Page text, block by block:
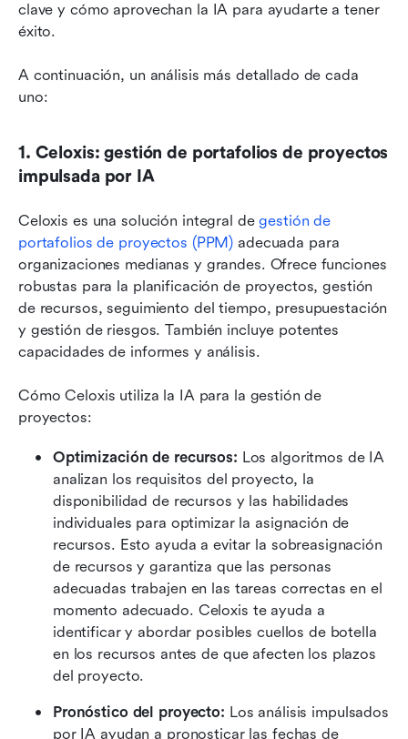
clave y cómo aprovechan la IA para ayudarte a tener
éxito.
A continuación, un análisis más detallado de cada
uno:
1. Celoxis: gestión de portafolios de proyectos
impulsada por IA
Celoxis es una solución integral de gestión de
portafolios de proyectos (PPM) adecuada para
organizaciones medianas y grandes. Ofrece funciones
robustas para la planificación de proyectos, gestión
de recursos, seguimiento del tiempo, presupuestación
y gestión de riesgos. También incluye potentes
capacidades de informes y análisis.
Cómo Celoxis utiliza la IA para la gestión de
proyectos:
Optimización de recursos: Los algoritmos de IA
analizan los requisitos del proyecto, la
disponibilidad de recursos y las habilidades
individuales para optimizar la asignación de
recursos. Esto ayuda a evitar la sobreasignación
de recursos y garantiza que las personas
adecuadas trabajen en las tareas correctas en el
momento adecuado. Celoxis te ayuda a
identificar y abordar posibles cuellos de botella
en los recursos antes de que afecten los plazos
del proyecto.
Pronóstico del proyecto: Los análisis impulsados
por IA ayudan a pronosticar las fechas de